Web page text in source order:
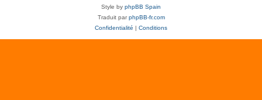
Style by phpBB Spain
Traduit parphpBB-fr.com
Confidentialité | Conditions